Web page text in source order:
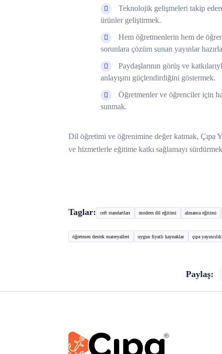
Teknolojik gelişmeleri takip
ürünler geliştirmek.
Hem öğretmenlerin hem de
sorunlara çözüm sunan yayınlar
Paydaşlarının görüş ve
anlayışını güçlendirdiğini göstermek.
Öğretmenler ve öğrenciler için
sunmak.
Dil öğretimi ve öğrenimine değer katmak, Çıpa
ve hizmetlerle eğitime katkı sağlamayı
Taglar: ceft standartları modern dil eğitimi almanca eğitimi
öğretmen destek materyalleri uygun fiyatlı kaynaklar çıpa yayıncılık
Paylaş: